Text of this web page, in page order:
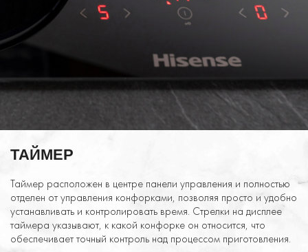
ТАЙМЕР
Таймер расположен в центре панели управления и полностью
отделен от управления конфорками, позволяя просто и удобно
устанавливать и контролировать время. Стрелки на дисплее
таймера указывают, к какой конфорке он относится, что
обеспечивает точный контроль над процессом приготовления.